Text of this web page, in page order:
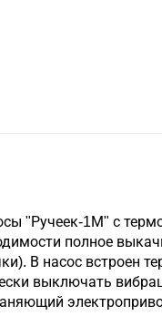
"Ручеек-1М" с
полное
В насос встроен
выключать